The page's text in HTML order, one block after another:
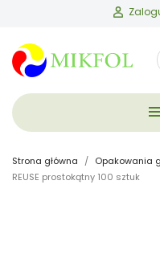
Strona główna Opakowania
REUSE prostokątny 100 sztuk